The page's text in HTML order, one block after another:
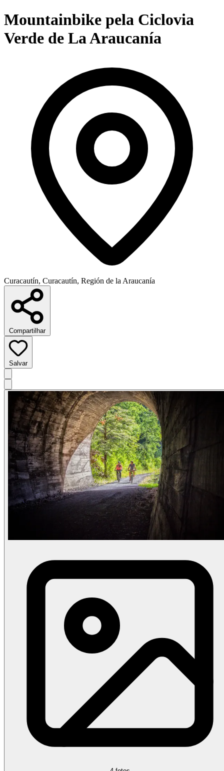
Mountainbike pela Ciclovia
Verde de La Araucanía
Curacautín, Curacautín, Región de la Araucanía
Compartilhar
Salvar